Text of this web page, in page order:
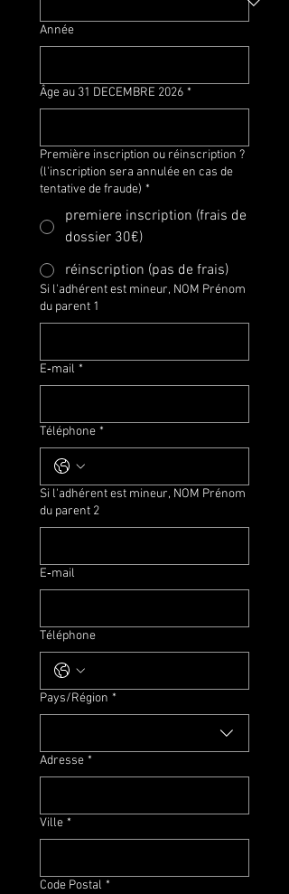
Année
Âge au 31 DECEMBRE 2026 *
Première inscription ou réinscription ?
(l'inscription sera annulée en cas de
tentative de fraude) *
premiere inscription (frais de
dossier 30€)
réinscription (pas de frais)
Si l'adhérent est mineur, NOM Prénom
du parent 1
E‑mail *
Téléphone *
Si l'adhérent est mineur, NOM Prénom
du parent 2
E‑mail
Téléphone
Adresse multiligne
Pays/Région *
Adresse *
Ville *
Code Postal *